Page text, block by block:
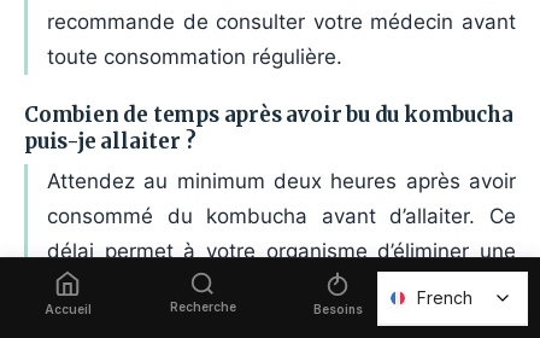
recommande de consulter votre médecin avant
toute consommation régulière.
Combien de temps après avoir bu du kombucha
puis-je allaiter ?
Attendez au minimum deux heures après avoir
consommé du kombucha avant d’allaiter. Ce
délai permet à votre organisme d’éliminer une
partie de l’alcool résiduel. Plus vous avez bu,
plus le délai doit être long. La règle générale : 2
Accueil Recherche Besoins Favoris
French
French